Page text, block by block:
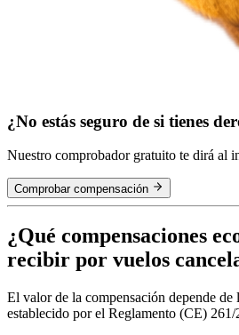
¿No estás seguro de si tienes
Nuestro comprobador gratuito te dirá al
Comprobar compensación
¿Qué compensaciones
recibir por vuelos
El valor de la compensación depende de
establecido por el Reglamento (CE) 261/